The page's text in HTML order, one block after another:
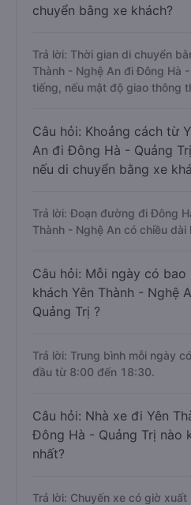
chuyển bằng xe khách?
Trả lời: Thời gian di chuyển
Thành - Nghệ An đi Đông Hà
tiếng, nếu mật độ giao thông
Câu hỏi: Khoảng cách từ
An đi Đông Hà - Quảng
nếu di chuyển bằng xe
Trả lời: Đoạn đường đi Đông
Thành - Nghệ An có chiều
Câu hỏi: Mỗi ngày có bao
khách Yên Thành - Nghệ
Quảng Trị ?
Trả lời: Trung bình mỗi ngày
đầu từ 8:00 đến 18:30.
Câu hỏi: Nhà xe đi Yên
Đông Hà - Quảng Trị nào
nhất?
Trả lời: Chuyến xe có giờ